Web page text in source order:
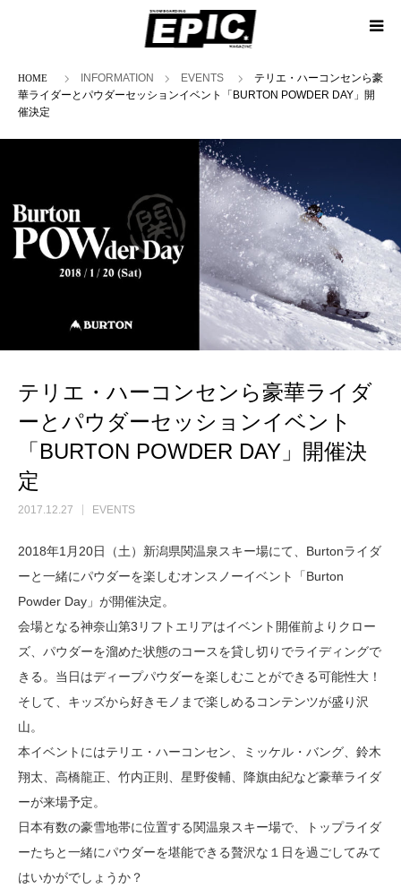
ホームINFORMATION EVENTS
テリエ・ハーコンセンら豪
華ライダーとパウダーセッションイベント「BURTON POWDER DAY」開
催決定
テリエ・ハーコンセンら豪華ライダ
ーとパウダーセッションイベント
「BURTON POWDER DAY」開催決
定
2017.12.27 EVENTS
2018年1月20日（土）新潟県関温泉スキー場にて、Burtonライダ
ーと一緒にパウダーを楽しむオンスノーイベント「Burton
Powder Day」が開催決定。
会場となる神奈山第3リフトエリアはイベント開催前よりクロー
ズ、パウダーを溜めた状態のコースを貸し切りでライディングで
きる。当日はディープパウダーを楽しむことができる可能性大！
そして、キッズから好きモノまで楽しめるコンテンツが盛り沢
山。
本イベントにはテリエ・ハーコンセン、ミッケル・バング、鈴木
翔太、高橋龍正、竹内正則、星野俊輔、降旗由紀など豪華ライダ
ーが来場予定。
日本有数の豪雪地帯に位置する関温泉スキー場で、トップライダ
ーたちと一緒にパウダーを堪能できる贅沢な１日を過ごしてみて
はいかがでしょうか？